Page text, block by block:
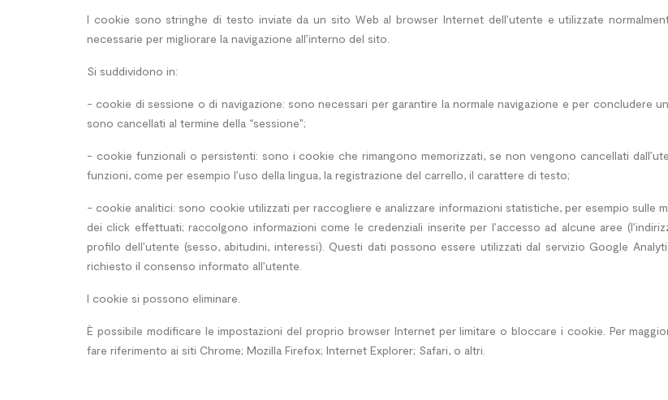
I cookie sono stringhe di testo inviate da un sito Web al browser Internet dell’utente e utilizzate
necessarie per migliorare la navigazione all’interno del sito.
Si suddividono in:
- cookie di sessione o di navigazione: sono necessari per garantire la normale navigazione e per concludere
sono cancellati al termine della “sessione”;
- cookie funzionali o persistenti: sono i cookie che rimangono memorizzati, se non vengono cancellati
funzioni, come per esempio l’uso della lingua, la registrazione del carrello, il carattere di testo;
- cookie analitici: sono cookie utilizzati per raccogliere e analizzare informazioni statistiche, per esempio sulle
dei click effettuati; raccolgono informazioni come le credenziali inserite per l’accesso ad alcune aree
profilo dell’utente (sesso, abitudini, interessi). Questi dati possono essere utilizzati dal servizio Google
richiesto il consenso informato all’utente.
I cookie si possono eliminare.
È possibile modificare le impostazioni del proprio browser Internet per limitare o bloccare i cookie. Per
fare riferimento ai siti Chrome; Mozilla Firefox; Internet Explorer; Safari, o altri.